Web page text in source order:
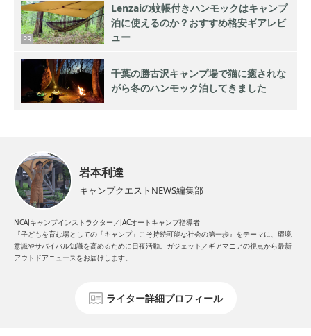
Lenzaiの蚊帳付きハンモックはキャンプ
泊に使えるのか？おすすめ格安ギアレビ
ュー
PR
千葉の勝古沢キャンプ場で猫に癒されな
がら冬のハンモック泊してきました
岩本利達
キャンプクエストNEWS編集部
NCAJキャンプインストラクター／JACオートキャンプ指導者
『子どもを育む場としての「キャンプ」こそ持続可能な社会の第一歩』をテーマに、環境
意識やサバイバル知識を高めるために日夜活動。ガジェット／ギアマニアの視点から最新
アウトドアニュースをお届けします。
ライター詳細プロフィール